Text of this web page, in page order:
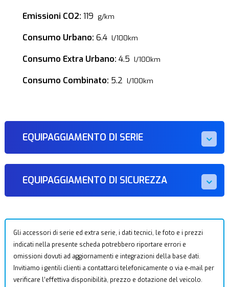
Emissioni CO2: 119 g/km
Consumo Urbano: 6.4 l/100km
Consumo Extra Urbano: 4.5 l/100km
Consumo Combinato: 5.2 l/100km
EQUIPAGGIAMENTO DI SERIE
EQUIPAGGIAMENTO DI SICUREZZA
Gli accessori di serie ed extra serie, i dati tecnici, le foto e i prezzi
indicati nella presente scheda potrebbero riportare errori e
omissioni dovuti ad aggiornamenti e integrazioni della base dati.
Invitiamo i gentili clienti a contattarci telefonicamente o via e-mail per
verificare l’effettiva disponibilità, prezzo e dotazione del veicolo.